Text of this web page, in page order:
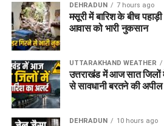
FAQs (EX Ias Son Yashvardhan
1. क्या देहरादून पुलिस ने
को गिरफ्तार किया है ?
हां देहरादून पुलिस ने यशवर्धन नाम के युवक को
उत्तराखंड के पूर्व मुख्य सचिव और पूर्व आईएएस
रहा है।
DEHRADUN 7 hours ago
मसूरी में बारिश के बीच
आवास को भारी नुकसान
UTTARAKHAND WEATHER
उत्तराखंड में आज सात जिलों
से सावधानी बरतने की अपील
DEHRADUN 10 hours ago